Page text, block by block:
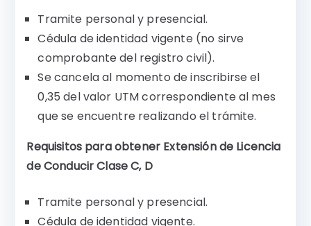
Tramite personal y presencial.
Cédula de identidad vigente (no sirve
comprobante del registro civil).
Se cancela al momento de inscribirse el
0,35 del valor UTM correspondiente al mes
que se encuentre realizando el trámite.
Requisitos para obtener Extensión de Licencia
de Conducir Clase C, D
Tramite personal y presencial.
Cédula de identidad vigente.